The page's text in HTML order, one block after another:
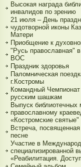
Высокая награда
инвалидов по зрению
21 июля – День
чудотворной иконы
Матери
Приобщение к
"Русь православная"
ВОС
Праздник здоровья
Паломническая
г.Костромы
Командный
русским шашкам
Выпуск библиотечных
православному
«Костромские святые"
Встреча,
песне
Участие в
специализированной
«Реабилитация.